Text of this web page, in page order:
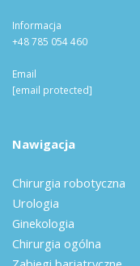
Informacja
+48 785 054 460
Email
[email protected]
Nawigacja
Chirurgia robotyczna
Urologia
Ginekologia
Chirurgia ogólna